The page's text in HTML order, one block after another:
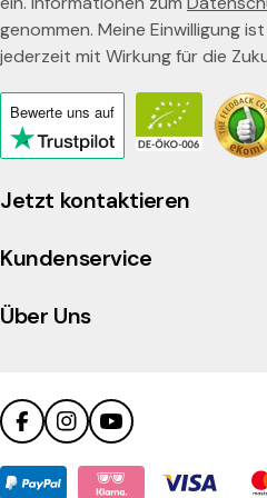
Jetzt kontaktieren
Kundenservice
Über Uns
genommen. Meine Einwilligung
jederzeit mit Wirkung für die
Bewerte uns auf
Click
to
view
company's
profile
FacebookInstagramYouTube
Zahlungsmethoden